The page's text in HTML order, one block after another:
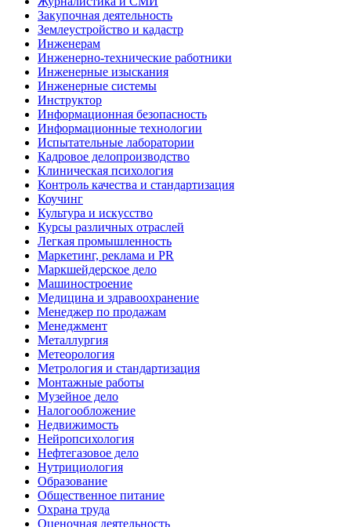
Закупочная деятельность
Землеустройство и кадастр
Инженерам
Инженерно-технические работники
Инженерные изыскания
Инженерные системы
Инструктор
Информационная безопасность
Информационные технологии
Испытательные лаборатории
Кадровое делопроизводство
Клиническая психология
Контроль качества и стандартизация
Коучинг
Культура и искусство
Курсы различных отраслей
Легкая промышленность
Маркетинг, реклама и PR
Маркшейдерское дело
Машиностроение
Медицина и здравоохранение
Менеджер по продажам
Менеджмент
Металлургия
Метеорология
Метрология и стандартизация
Монтажные работы
Музейное дело
Налогообложение
Недвижимость
Нейропсихология
Нефтегазовое дело
Нутрициология
Образование
Общественное питание
Охрана труда
Оценочная деятельность